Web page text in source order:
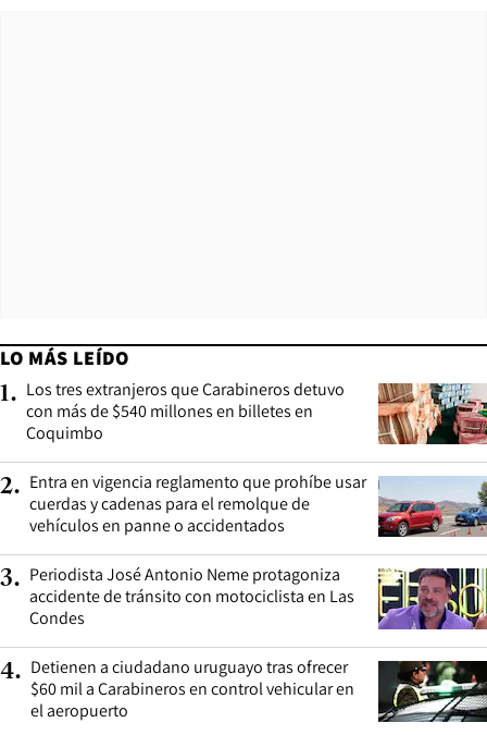
LO MÁS LEÍDO
1. Los tres extranjeros que Carabineros detuvo
con más de $540 millones en billetes en
Coquimbo
2. Entra en vigencia reglamento que prohíbe usar
cuerdas y cadenas para el remolque de
vehículos en panne o accidentados
3. Periodista José Antonio Neme protagoniza
accidente de tránsito con motociclista en Las
Condes
4. Detienen a ciudadano uruguayo tras ofrecer
$60 mil a Carabineros en control vehicular en
el aeropuerto